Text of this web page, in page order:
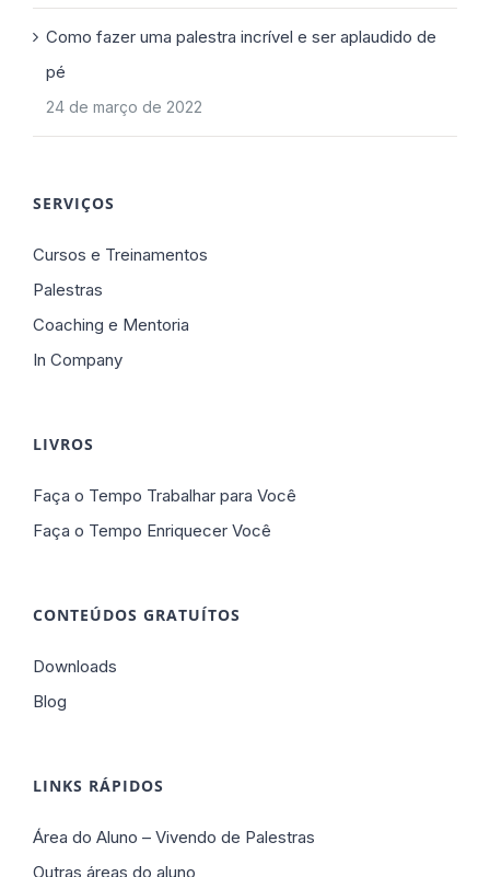
Como fazer uma palestra incrível e ser aplaudido de
pé
24 de março de 2022
SERVIÇOS
Cursos e Treinamentos
Palestras
Coaching e Mentoria
In Company
LIVROS
Faça o Tempo Trabalhar para Você
Faça o Tempo Enriquecer Você
CONTEÚDOS GRATUÍTOS
Downloads
Blog
LINKS RÁPIDOS
Área do Aluno – Vivendo de Palestras
Outras áreas do aluno